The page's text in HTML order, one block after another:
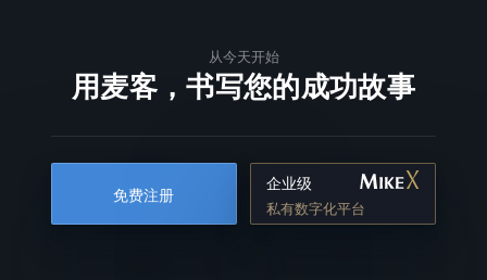
从今天开始
用麦客，书写您的成功故事
免费注册
企业级
私有数字化平台